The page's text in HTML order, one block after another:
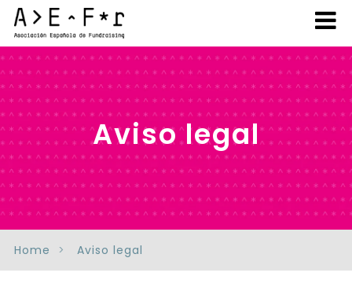
Aviso legal
Home Aviso legal